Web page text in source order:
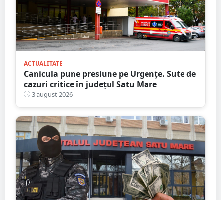
ACTUALITATE
Canicula pune presiune pe Urgențe. Sute de
cazuri critice în județul Satu Mare
3 august 2026